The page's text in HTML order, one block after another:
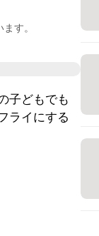
す。
子どもでも
ライにする